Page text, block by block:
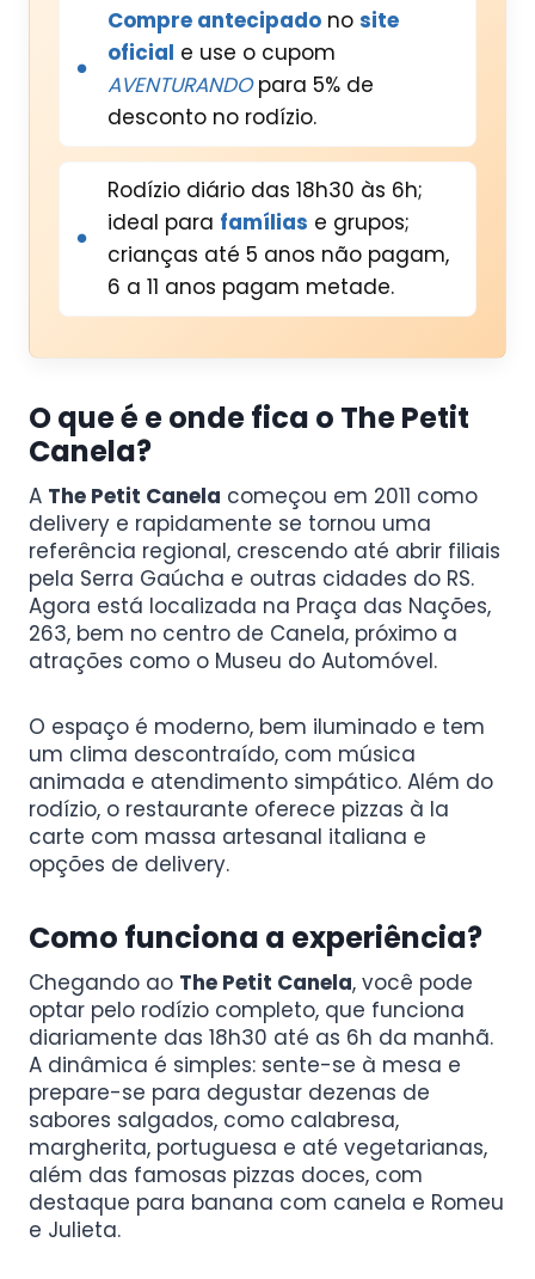
Compre antecipado no site
oficial e use o cupom
AVENTURANDOpara 5% de
desconto no rodízio.
Rodízio diário das 18h30 às 6h;
ideal para famílias e grupos;
crianças até 5 anos não pagam,
6 a 11 anos pagam metade.
O que é e onde fica o The Petit
Canela?
A The Petit Canela começou em 2011 como
delivery e rapidamente se tornou uma
referência regional, crescendo até abrir filiais
pela Serra Gaúcha e outras cidades do RS.
Agora está localizada na Praça das Nações,
263, bem no centro de Canela, próximo a
atrações como o Museu do Automóvel.
O espaço é moderno, bem iluminado e tem
um clima descontraído, com música
animada e atendimento simpático. Além do
rodízio, o restaurante oferece pizzas à la
carte com massa artesanal italiana e
opções de delivery.
Como funciona a experiência?
Chegando ao The Petit Canela, você pode
optar pelo rodízio completo, que funciona
diariamente das 18h30 até as 6h da manhã.
A dinâmica é simples: sente-se à mesa e
prepare-se para degustar dezenas de
sabores salgados, como calabresa,
margherita, portuguesa e até vegetarianas,
além das famosas pizzas doces, com
destaque para banana com canela e Romeu
e Julieta.